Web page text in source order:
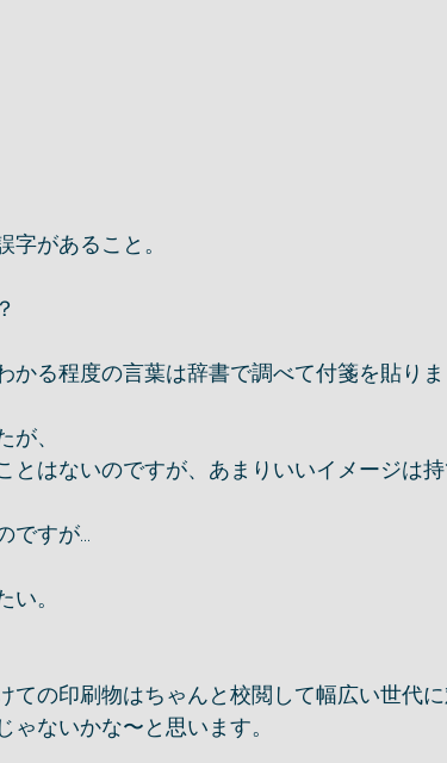
字があること。
かる程度の言葉は辞書で調べて付箋を貼り
、
とはないのですが、あまりいいイメージは
ですが...
。
ての印刷物はちゃんと校閲して幅広い世代
ないかな〜と思います。